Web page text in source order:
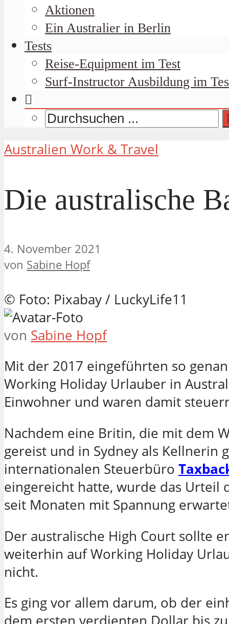
Aktionen
Ein Australier in Berlin
Tests
Reise-Equipment im Test
Surf-Instructor Ausbildung im
Australien Work & Travel
Die australische
4. November 2021
von Sabine Hopf
© Foto: Pixabay / LuckyLife11
von Sabine Hopf
Mit der 2017 eingeführten so
Working Holiday Urlauber in
Einwohner und waren damit
Nachdem eine Britin, die mit dem
gereist und in Sydney als Kellnerin
internationalen Steuerbüro
eingereicht hatte, wurde das Urteil
seit Monaten mit Spannung
Der australische High Court sollte
weiterhin auf Working Holiday
nicht.
Es ging vor allem darum, ob der